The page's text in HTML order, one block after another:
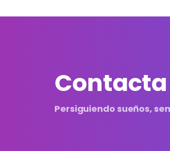
Persiguiendo sueños,